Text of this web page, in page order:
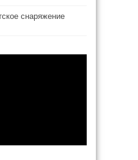
снаряжение